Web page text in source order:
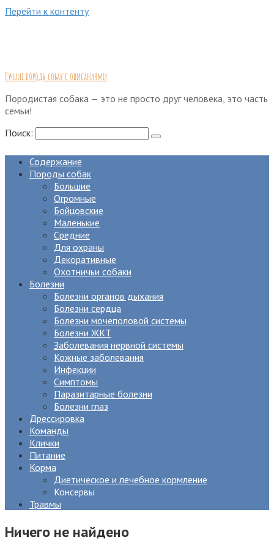
Перейти к контенту
Лучшие породы собак с описаниями
Породистая собака — это не просто друг человека, это часть
семьи!
Поиск:
Содержание
Породы собак
Большие
Огромные
Бойцовские
Маленькие
Средние
Для охраны
Декоративные
Охотничьи собаки
Болезни
Болезни органов дыхания
Болезни сердца
Болезни мочеполовой системы
Болезни ЖКТ
Заболевания нервной системы
Кожные заболевания
Инфекции
Симптомы
Паразитарные болезни
Болезни глаз
Дрессировка
Команды
Клички
Питание
Корма
Диетическое и лечебное кормление
Консервы
Травмы
Ничего не найдено